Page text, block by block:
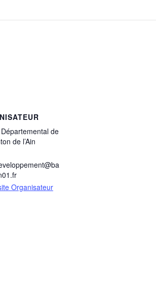
de
de l’Ain
Organisateur